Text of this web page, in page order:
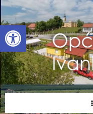
Open toolbar
Skip
to
content
Skip
to
left
sidebar
Skip
to
footer